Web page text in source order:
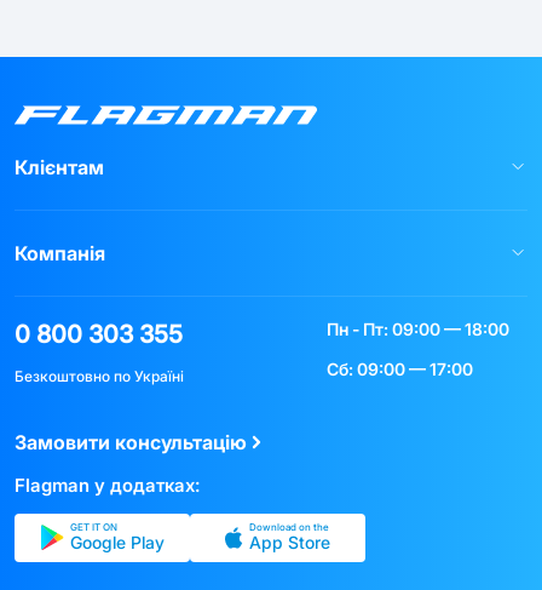
Клієнтам
Компанія
0 800 303 355
Безкоштовно по Україні
Пн - Пт: 09:00 — 18:00
Сб: 09:00 — 17:00
Замовити консультацію
Flagman у додатках:
GET IT ON
Google Play
Download on the
App Store